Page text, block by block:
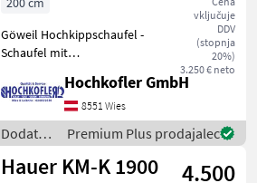
vključuje
DDV
(stopnja
20%)
3.250 € neto
Göweil Hochkippschaufel -
Schaufel mit
Kat. III - Doppelt wirkender
3-stufiger Teleskopzylinder,
stehend im
Dreipunktrahmen - Flac
Hochkofler GmbH
8551 Wies
Dodatna
oprema
za
Premium Plus prodajalec
Hauer KM-K 1900
4.500